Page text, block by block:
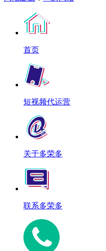
首页
短视频代运营
关于多荣多
联系多荣多